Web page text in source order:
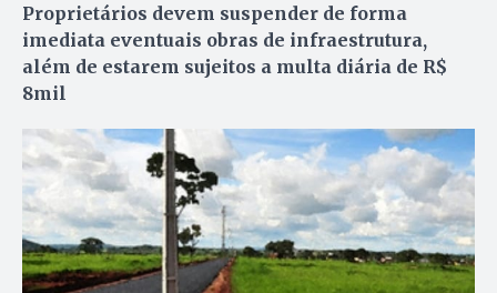
Proprietários devem suspender de forma
imediata eventuais obras de infraestrutura,
além de estarem sujeitos a multa diária de R$
8mil